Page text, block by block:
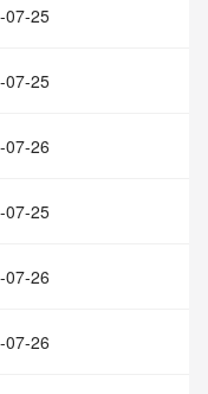
07-25
07-25
07-26
07-25
07-26
07-26